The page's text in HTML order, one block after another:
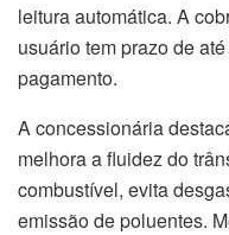
leitura automática. A
usuário tem prazo de
pagamento.
A concessionária
melhora a fluidez do
combustível, evita
emissão de poluentes.